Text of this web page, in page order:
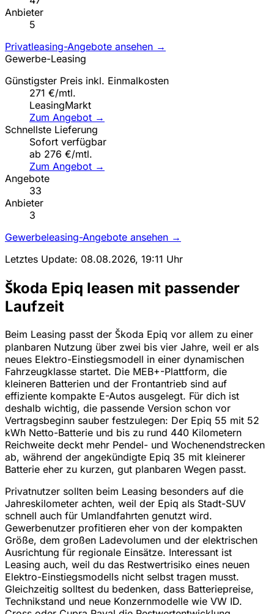
Anbieter
5
Privatleasing-Angebote ansehen →
Gewerbe-Leasing
Günstigster Preis inkl. Einmalkosten
271 €/mtl.
LeasingMarkt
Zum Angebot →
Schnellste Lieferung
Sofort verfügbar
ab 276 €/mtl.
Zum Angebot →
Angebote
33
Anbieter
3
Gewerbeleasing-Angebote ansehen →
Letztes Update: 08.08.2026, 19:11 Uhr
Škoda Epiq leasen mit passender
Laufzeit
Beim Leasing passt der Škoda Epiq vor allem zu einer
planbaren Nutzung über zwei bis vier Jahre, weil er als
neues Elektro-Einstiegsmodell in einer dynamischen
Fahrzeugklasse startet. Die MEB+-Plattform, die
kleineren Batterien und der Frontantrieb sind auf
effiziente kompakte E-Autos ausgelegt. Für dich ist
deshalb wichtig, die passende Version schon vor
Vertragsbeginn sauber festzulegen: Der Epiq 55 mit 52
kWh Netto-Batterie und bis zu rund 440 Kilometern
Reichweite deckt mehr Pendel- und Wochenendstrecken
ab, während der angekündigte Epiq 35 mit kleinerer
Batterie eher zu kurzen, gut planbaren Wegen passt.
Privatnutzer sollten beim Leasing besonders auf die
Jahreskilometer achten, weil der Epiq als Stadt-SUV
schnell auch für Umlandfahrten genutzt wird.
Gewerbenutzer profitieren eher von der kompakten
Größe, dem großen Ladevolumen und der elektrischen
Ausrichtung für regionale Einsätze. Interessant ist
Leasing auch, weil du das Restwertrisiko eines neuen
Elektro-Einstiegsmodells nicht selbst tragen musst.
Gleichzeitig solltest du bedenken, dass Batteriepreise,
Technikstand und neue Konzernmodelle wie VW ID.